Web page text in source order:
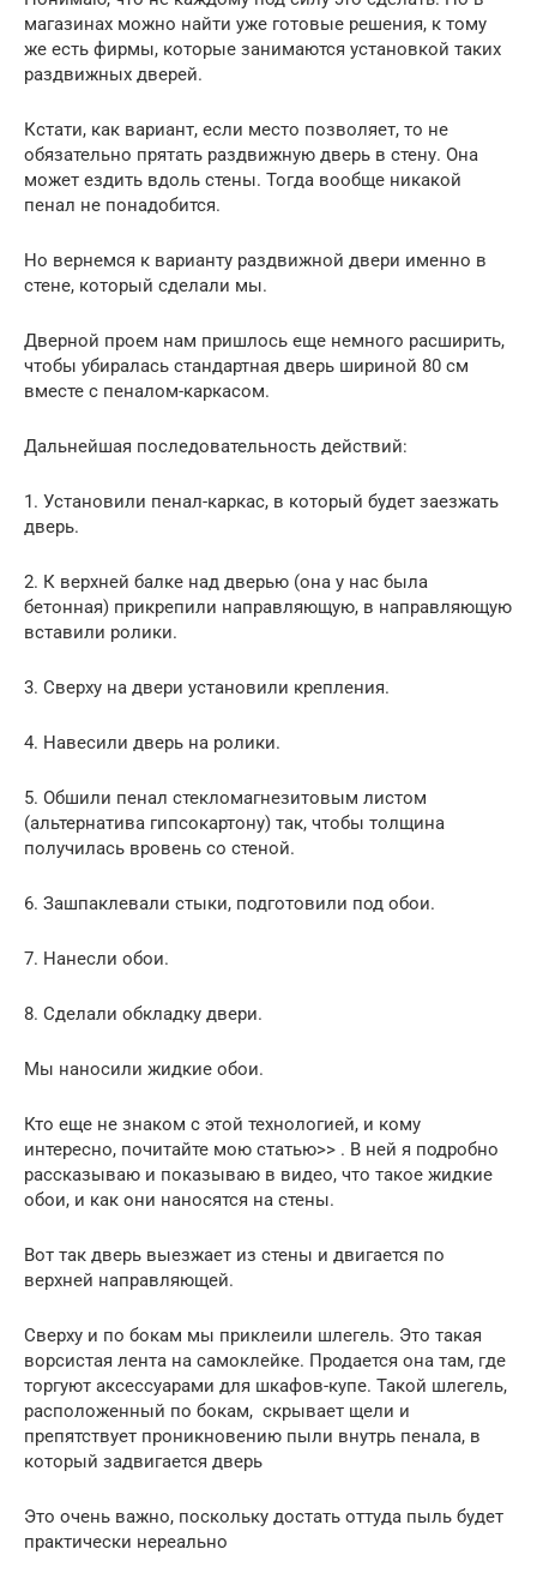
магазинах можно найти уже готовые решения, к тому
же есть фирмы, которые занимаются установкой таких
раздвижных дверей.
Кстати, как вариант, если место позволяет, то не
обязательно прятать раздвижную дверь в стену. Она
может ездить вдоль стены. Тогда вообще никакой
пенал не понадобится.
Но вернемся к варианту раздвижной двери именно в
стене, который сделали мы.
Дверной проем нам пришлось еще немного расширить,
чтобы убиралась стандартная дверь шириной 80 см
вместе с пеналом-каркасом.
Дальнейшая последовательность действий:
1. Установили пенал-каркас, в который будет заезжать
дверь.
2. К верхней балке над дверью (она у нас была
бетонная) прикрепили направляющую, в направляющую
вставили ролики.
3. Сверху на двери установили крепления.
4. Навесили дверь на ролики.
5. Обшили пенал стекломагнезитовым листом
(альтернатива гипсокартону) так, чтобы толщина
получилась вровень со стеной.
6. Зашпаклевали стыки, подготовили под обои.
7. Нанесли обои.
8. Сделали обкладку двери.
Мы наносили жидкие обои.
Кто еще не знаком с этой технологией, и кому
интересно, почитайте мою статью>> . В ней я подробно
рассказываю и показываю в видео, что такое жидкие
обои, и как они наносятся на стены.
Вот так дверь выезжает из стены и двигается по
верхней направляющей.
Сверху и по бокам мы приклеили шлегель. Это такая
ворсистая лента на самоклейке. Продается она там, где
торгуют аксессуарами для шкафов-купе. Такой шлегель,
расположенный по бокам, скрывает щели и
препятствует проникновению пыли внутрь пенала, в
который задвигается дверь
Это очень важно, поскольку достать оттуда пыль будет
практически нереально